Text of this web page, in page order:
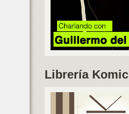
Librería Komic